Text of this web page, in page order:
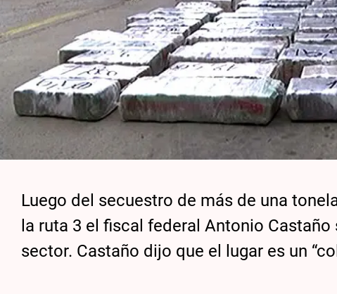
Luego del secuestro de más de una
la ruta 3 el fiscal federal Antonio
sector. Castaño dijo que el lugar es un